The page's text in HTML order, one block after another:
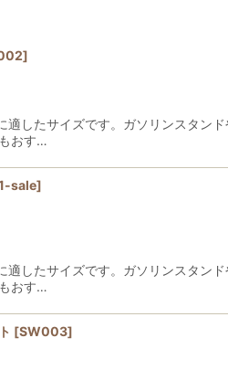
絞り込む
]
したサイズです。ガソリンスタン
おす…
sale]
したサイズです。ガソリンスタン
おす…
[SW003]